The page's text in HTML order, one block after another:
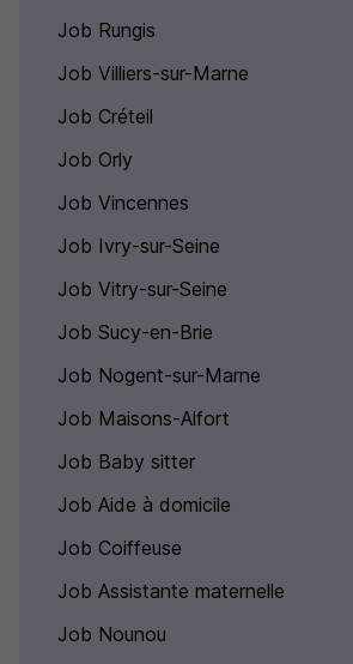
Job Rungis
Job Villiers-sur-Marne
Job Créteil
Job Orly
Job Vincennes
Job Ivry-sur-Seine
Job Vitry-sur-Seine
Job Sucy-en-Brie
Job Nogent-sur-Marne
Job Maisons-Alfort
Job Baby sitter
Job Aide à domicile
Job Coiffeuse
Job Assistante maternelle
Job Nounou